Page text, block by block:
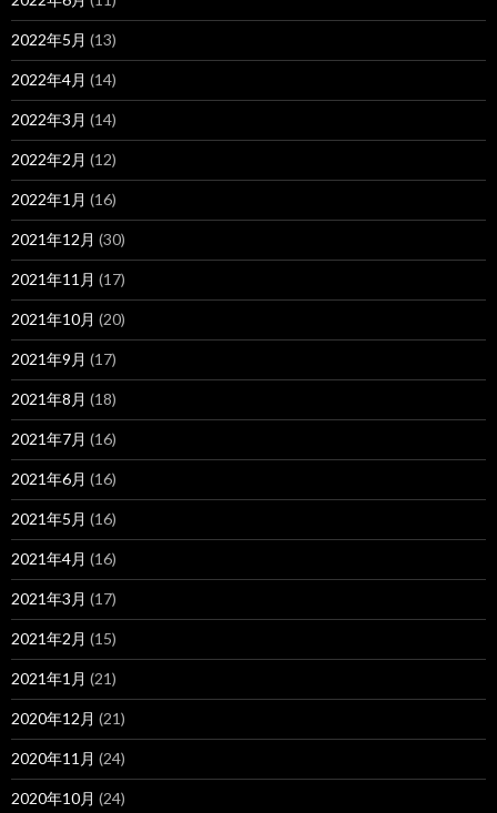
2022年5月 (13)
2022年4月 (14)
2022年3月 (14)
2022年2月 (12)
2022年1月 (16)
2021年12月 (30)
2021年11月 (17)
2021年10月 (20)
2021年9月 (17)
2021年8月 (18)
2021年7月 (16)
2021年6月 (16)
2021年5月 (16)
2021年4月 (16)
2021年3月 (17)
2021年2月 (15)
2021年1月 (21)
2020年12月 (21)
2020年11月 (24)
2020年10月 (24)